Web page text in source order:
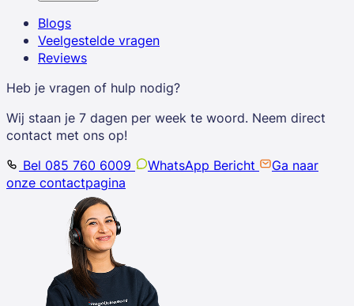
Blogs
Veelgestelde vragen
Reviews
Heb je vragen of hulp nodig?
Wij staan je 7 dagen per week te woord. Neem direct
contact met ons op!
Bel 085 760 6009
WhatsApp Bericht
Ga naar
onze contactpagina